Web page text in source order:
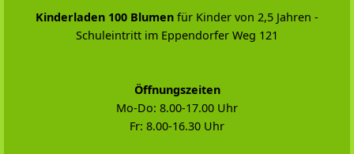
Kinderladen 100 Blumen für Kinder von 2,5 Jahren -
Schuleintritt im Eppendorfer Weg 121
Öffnungszeiten
Mo-Do: 8.00-17.00 Uhr
Fr: 8.00-16.30 Uhr